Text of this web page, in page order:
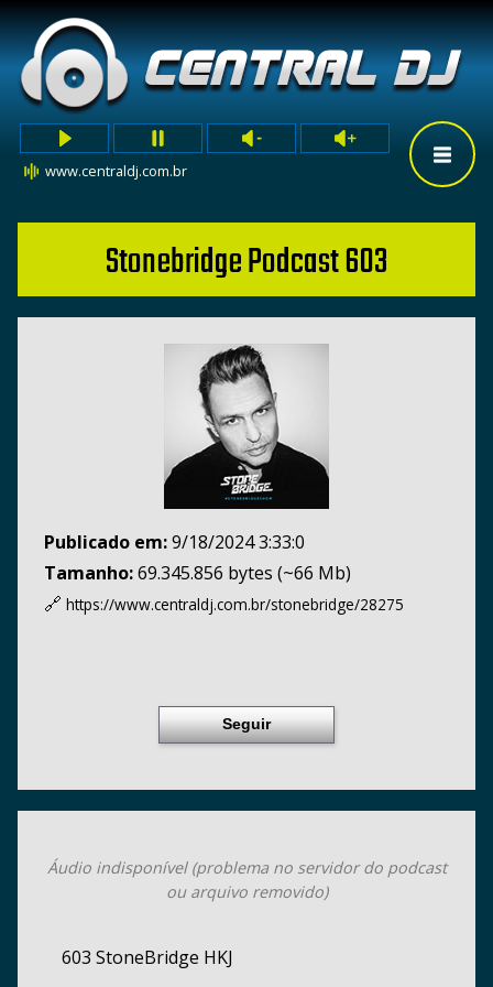
www.centraldj.com.br
Stonebridge Podcast 603
Publicado em:9/18/2024 3:33:0
Tamanho:69.345.856 bytes (~66 Mb)
🔗 https://www.centraldj.com.br/stonebridge/28275
Seguir
Áudio indisponível (problema no servidor do podcast
ou arquivo removido)
603 StoneBridge HKJ